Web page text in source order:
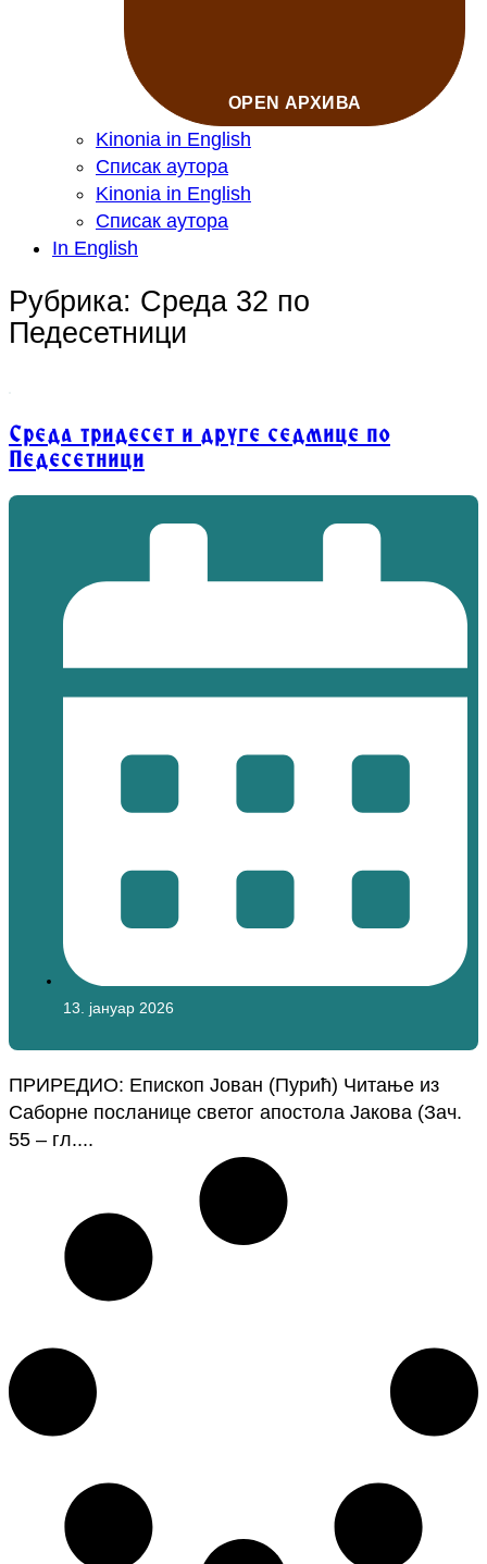
OPEN АРХИВА
Kinonia in English
Списак аутора
Kinonia in English
Списак аутора
In English
Рубрика: Среда 32 по
Педесетници
Среда тридесет и друге седмице по
Педесетници
13. јануар 2026
ПРИРЕДИО: Епископ Јован (Пурић) Читање из
Саборне посланице светог апостола Јакова (Зач.
55 – гл....